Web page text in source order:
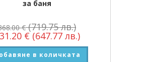
за баня
€ (719.75 лв.)
€ (647.77 лв.)
в количката